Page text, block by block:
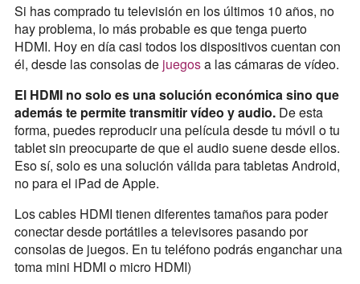
Si has comprado tu televisión en los últimos 10 años, no
hay problema, lo más probable es que tenga puerto
HDMI. Hoy en día casi todos los dispositivos cuentan con
él, desde las consolas de juegosa las cámaras de vídeo.
El HDMI no solo es una solución económica sino que
además te permite transmitir vídeo y audio.De esta
forma, puedes reproducir una película desde tu móvil o tu
tablet sin preocuparte de que el audio suene desde ellos.
Eso sí, solo es una solución válida para tabletas Android,
no para el iPad de Apple.
Los cables HDMI tienen diferentes tamaños para poder
conectar desde portátiles a televisores pasando por
consolas de juegos. En tu teléfono podrás enganchar una
toma mini HDMI o micro HDMI)